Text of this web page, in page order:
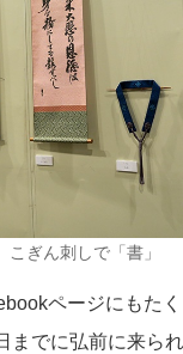
こぎん刺しで「書」
ページにもた
までに弘前に来ら